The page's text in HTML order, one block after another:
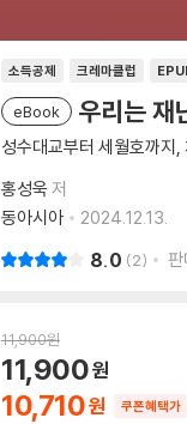
소득공제 크레마클럽
eBook 우리는 재
성수대교부터 세월호까지,
홍성욱 저
동아시아
2024.12.13.
8.0 2 판
11,900원
10,710
11,900
쿠폰혜택가